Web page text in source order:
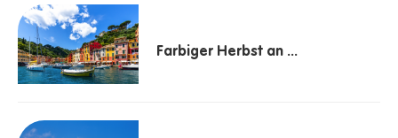
Farbiger Herbst an ...